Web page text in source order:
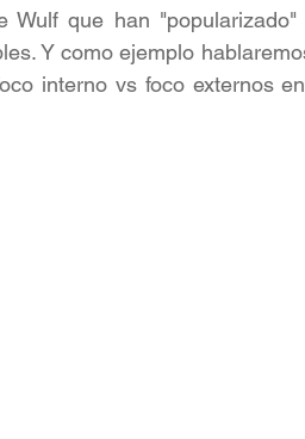
que han
Y como ejemplo
interno vs foco externos